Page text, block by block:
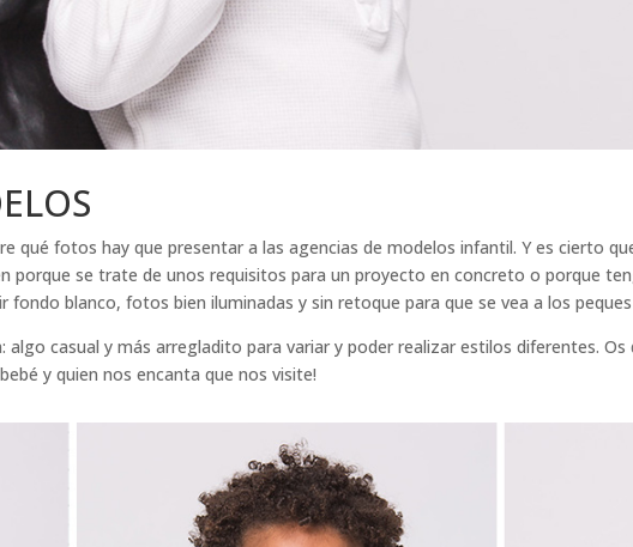
qué fotos hay que presentar a las agencias de modelos infantil. Y es cierto
porque se trate de unos requisitos para un proyecto en concreto o porque
fondo blanco, fotos bien iluminadas y sin retoque para que se vea a los
algo casual y más arregladito para variar y poder realizar estilos diferentes.
y quien nos encanta que nos visite!